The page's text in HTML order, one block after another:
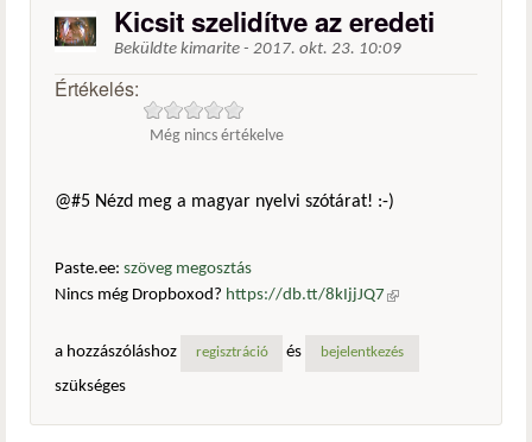
Kicsit szelidítve az eredeti
Beküldte kimarite - 2017. okt. 23. 10:09
Értékelés:
Még nincs értékelve
@#5 Nézd meg a magyar nyelvi szótárat! :-)
Paste.ee: szöveg megosztás
Nincs még Dropboxod? https://db.tt/8kIjjJQ7 (külső
a hozzászóláshoz
regisztráció és bejelentkezés
szükséges